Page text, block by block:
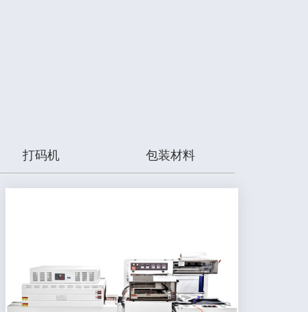
打码机 包装材料